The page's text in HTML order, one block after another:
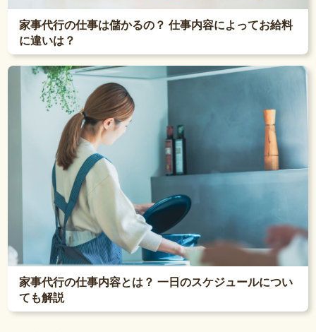
家事代行の仕事は儲かるの？ 仕事内容によってお給料
に違いは？
家事代行の仕事内容とは？ 一日のスケジュールについ
ても解説